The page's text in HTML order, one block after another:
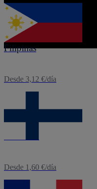
eSIM
Filipinas
Desde 3,12 €/día
Desde 1,60 €/día